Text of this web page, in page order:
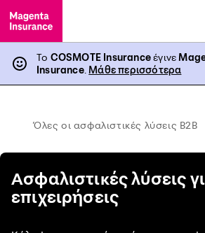
Το COSMOTE Insuranceέγινε
Insurance. Μάθε περισσότερα
Όλες οι ασφαλιστικές λύσεις B2B
Ασφαλιστικές λύσεις
επιχειρήσεις